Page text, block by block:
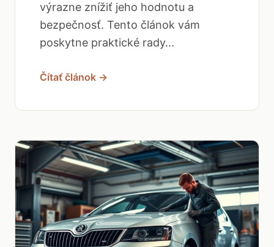
výrazne znížiť jeho hodnotu a
bezpečnosť. Tento článok vám
poskytne praktické rady...
Čítať článok →